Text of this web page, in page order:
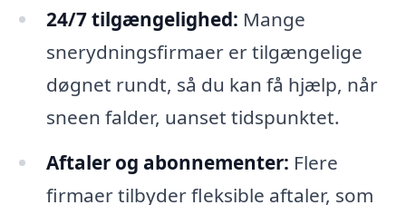
24/7 tilgængelighed: Mange
snerydningsfirmaer er tilgængelige
døgnet rundt, så du kan få hjælp, når
sneen falder, uanset tidspunktet.
Aftaler og abonnementer: Flere
firmaer tilbyder fleksible aftaler, som